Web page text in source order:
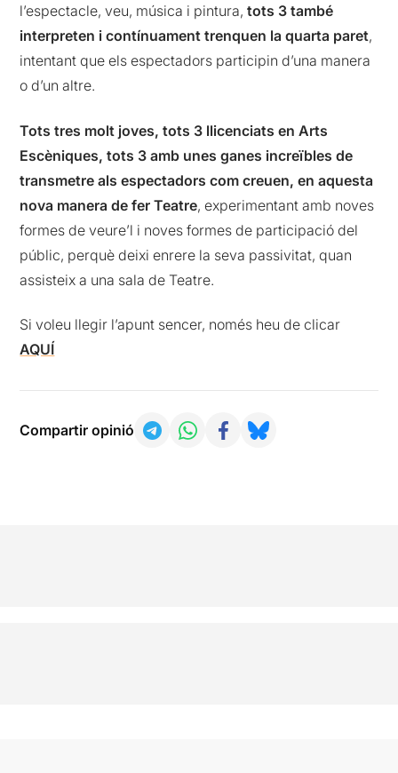
l’espectacle, veu, música i pintura,tots 3 també
interpreten i contínuament trenquen la quarta paret,
intentant que els espectadors participin d’una manera
o d’un altre.
Tots tres molt joves, tots 3 llicenciats en Arts
Escèniques, tots 3 amb unes ganes increïbles de
transmetre als espectadors com creuen, en aquesta
nova manera de fer Teatre, experimentant amb noves
formes de veure’l i noves formes de participació del
públic, perquè deixi enrere la seva passivitat, quan
assisteix a una sala de Teatre.
Si voleu llegir l’apunt sencer, només heu de clicar
AQUÍ
Compartir opinió